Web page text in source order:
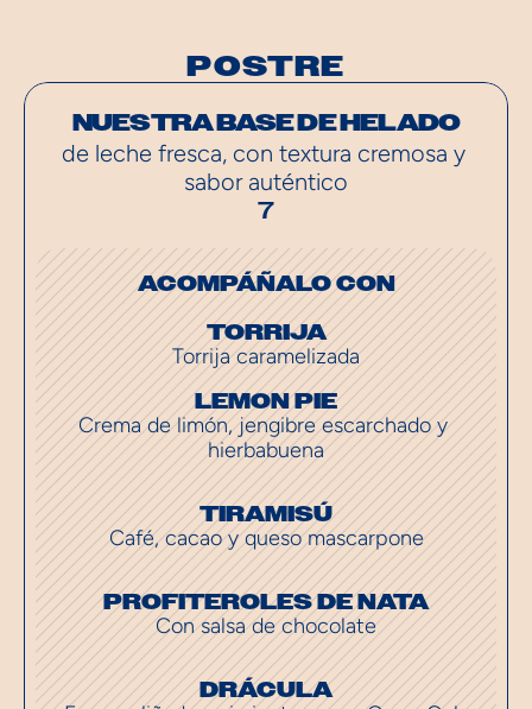
POSTRE
NUESTRA BASE DE HELADO
de leche fresca, con textura cremosa y
sabor auténtico
7
ACOMPÁÑALO CON
TORRIJA
Torrija caramelizada
LEMON PIE
Crema de limón, jengibre escarchado y
hierbabuena
TIRAMISÚ
Café, cacao y queso mascarpone
PROFITEROLES DE NATA
Con salsa de chocolate
DRÁCULA